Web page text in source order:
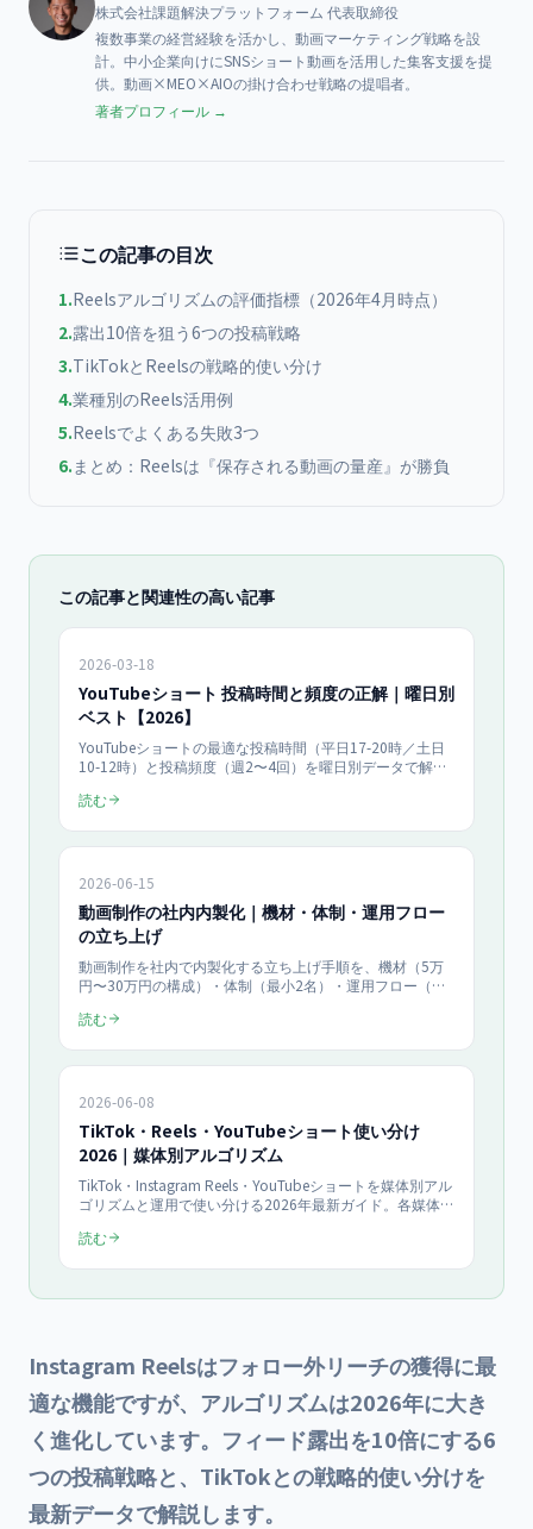
株式会社課題解決プラットフォーム 代表取締役
複数事業の経営経験を活かし、動画マーケティング戦略を設
計。中小企業向けにSNSショート動画を活用した集客支援を提
供。動画×MEO×AIOの掛け合わせ戦略の提唱者。
著者プロフィール →
この記事の目次
1.Reelsアルゴリズムの評価指標（2026年4月時点）
2.露出10倍を狙う6つの投稿戦略
3.TikTokとReelsの戦略的使い分け
4.業種別のReels活用例
5.Reelsでよくある失敗3つ
6.まとめ：Reelsは『保存される動画の量産』が勝負
この記事と関連性の高い記事
2026-03-18
YouTubeショート 投稿時間と頻度の正解｜曜日別
ベスト【2026】
YouTubeショートの最適な投稿時間（平日17-20時／土日
10-12時）と投稿頻度（週2〜4回）を曜日別データで解
日本市場の実データで再生数を伸ばす実践ガイド。
読む
2026-06-15
動画制作の社内内製化｜機材・体制・運用フロー
の立ち上げ
動画制作を社内で内製化する立ち上げ手順を、機材（5万
円〜30万円の構成）・体制（最小2名）・運用フロー（企
ト動画を継続発信する仕組みの作り方と、外注比較での費
読む
2026-06-08
TikTok・Reels・YouTubeショート使い分け
2026｜媒体別アルゴリズム
TikTok・Instagram Reels・YouTubeショートを媒体別アル
ゴリズムと運用で使い分ける2026年最新ガイド。各媒体の
頻度を比較表で整理し、目的別の媒体選定、1本を3媒体へ
読む
Instagram Reelsはフォロー外リーチの獲得に最
適な機能ですが、アルゴリズムは2026年に大き
く進化しています。フィード露出を10倍にする6
つの投稿戦略と、TikTokとの戦略的使い分けを
最新データで解説します。